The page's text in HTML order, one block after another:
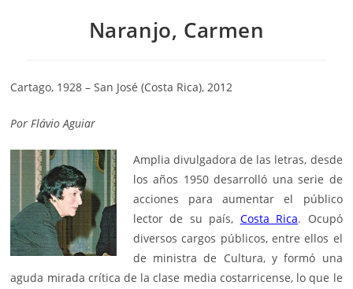
Naranjo, Carmen
Cartago, 1928 – San José (Costa Rica), 2012
PorFlávio Aguiar
Amplia divulgadora de las letras, desde
los años 1950 desarrolló una serie de
acciones para aumentar el público
lector de su país, Costa Rica. Ocupó
diversos cargos públicos, entre ellos el
de ministra de Cultura, y formó una
aguda mirada crítica de la clase media costarricense, lo que le